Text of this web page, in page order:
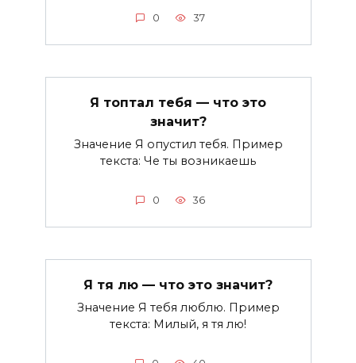
0 37
Я топтал тебя — что это
значит?
Значение Я опустил тебя. Пример
текста: Че ты возникаешь
0 36
Я тя лю — что это значит?
Значение Я тебя люблю. Пример
текста: Милый, я тя лю!